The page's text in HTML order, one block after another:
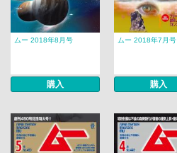
ムー 2018年8月号
購入
ムー 2018年7月号
購入